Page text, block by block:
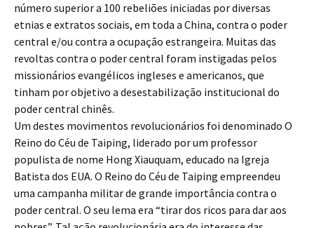
número superior a 100 rebeliões iniciadas por diversas
etnias e extratos sociais, em toda a China, contra o poder
central e/ou contra a ocupação estrangeira. Muitas das
revoltas contra o poder central foram instigadas pelos
missionários evangélicos ingleses e americanos, que
tinham por objetivo a desestabilização institucional do
poder central chinês.
Um destes movimentos revolucionários foi denominado O
Reino do Céu de Taiping, liderado por um professor
populista de nome Hong Xiauquam, educado na Igreja
Batista dos EUA. O Reino do Céu de Taiping empreendeu
uma campanha militar de grande importância contra o
poder central. O seu lema era “tirar dos ricos para dar aos